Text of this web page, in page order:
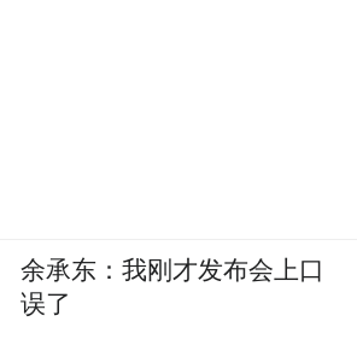
余承东：我刚才发布会上口
误了